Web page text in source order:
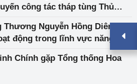
công tác tháp tùng Thủ
Nguyễn Hồng Diên gặp
động trong lĩnh vực năng
Chính gặp Tổng thống Hoa